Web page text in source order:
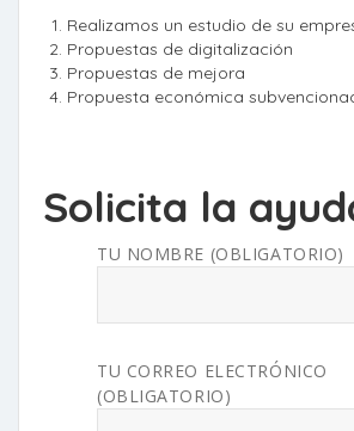
Realizamos un estudio de su
Propuestas de digitalización
Propuestas de mejora
Propuesta económica
Solicita la
TU NOMBRE (OBLIGATORIO)
TU CORREO ELECTRÓNICO
(OBLIGATORIO)